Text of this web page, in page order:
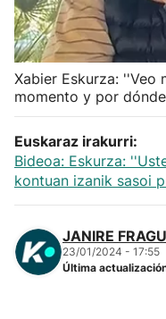
Balonmano
Kirolak 360
Atletismo
Carreras de montaña
"Helmuga"
Xabier Eskurza: ''Veo
momento y por
Euskaraz irakurri:
Bideoa: Eskurza:
kontuan izanik sasoi
JANIRE
23/01/2024 - 17:55
Última